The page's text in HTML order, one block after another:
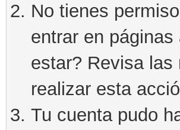
No tienes
entrar en
estar? Revisa
realizar esta
Tu cuenta pudo